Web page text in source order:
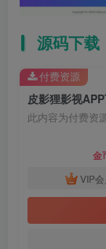
源码下载
皮影狸影视
此内容为付费资
金
VIP
付费资源